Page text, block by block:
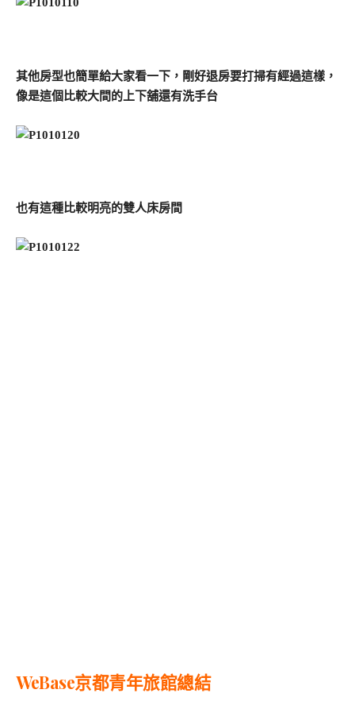
其他房型也簡單給大家看一下，剛好退房要打掃有經過這樣，
像是這個比較大間的上下舖還有洗手台
也有這種比較明亮的雙人床房間
WeBase京都青年旅館總結